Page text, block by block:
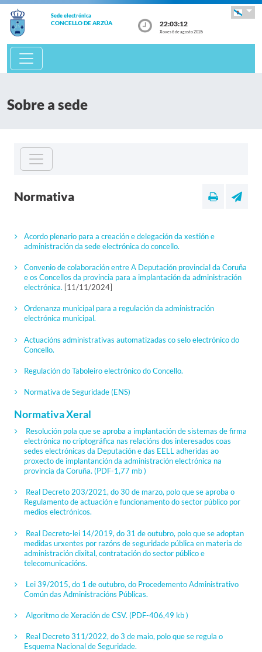
Sede electrónica
CONCELLO DE ARZÚA 22:03:12
Xoves 6 de agosto 2026
Sobre a sede
Normativa
Acordo plenario para a creación e delegación da xestión e
administración da sede electrónica do concello.
Convenio de colaboración entre A Deputación provincial da Coruña
e os Concellos da provincia para a implantación da administración
electrónica. [11/11/2024]
Ordenanza municipal para a regulación da administración
electrónica municipal.
Actuacións administrativas automatizadas co selo electrónico do
Concello.
Regulación do Taboleiro electrónico do Concello.
Normativa de Seguridade (ENS)
Normativa Xeral
Resolución pola que se aproba a implantación de sistemas de firma
electrónica no criptográfica nas relacións dos interesados coas
sedes electrónicas da Deputación e das EELL adheridas ao
proxecto de implantanción da administración electrónica na
provincia da Coruña. (PDF-1,77 mb )
Real Decreto 203/2021, do 30 de marzo, polo que se aproba o
Regulamento de actuación e funcionamento do sector público por
medios electrónicos.
Real Decreto-lei 14/2019, do 31 de outubro, polo que se adoptan
medidas urxentes por razóns de seguridade pública en materia de
administración dixital, contratación do sector público e
telecomunicacións.
Lei 39/2015, do 1 de outubro, do Procedemento Administrativo
Común das Administracións Públicas.
Algoritmo de Xeración de CSV. (PDF-406,49 kb )
Real Decreto 311/2022, do 3 de maio, polo que se regula o
Esquema Nacional de Seguridade.